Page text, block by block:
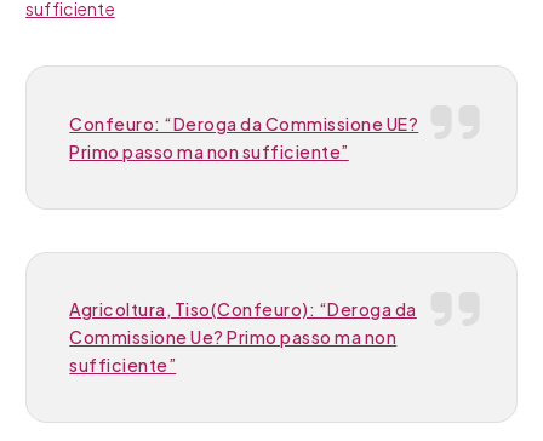
sufficiente
Confeuro: “Deroga da Commissione UE?
Primo passo ma non sufficiente”
Agricoltura, Tiso(Confeuro): “Deroga da
Commissione Ue? Primo passo ma non
sufficiente”